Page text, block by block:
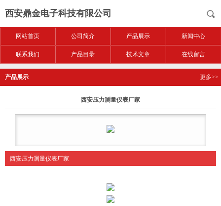
西安鼎金电子科技有限公司
网站首页 公司简介 产品展示 新闻中心
联系我们 产品目录 技术文章 在线留言
产品展示 更多>>
西安压力测量仪表厂家
西安压力测量仪表厂家